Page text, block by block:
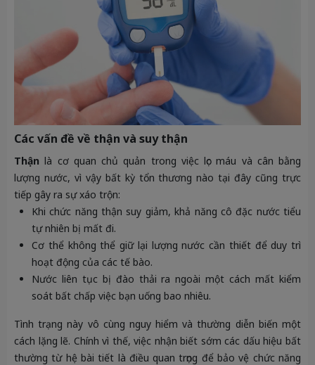
Các vấn đề về thận và suy thận
Thận là cơ quan chủ quản trong việc lọc máu và cân bằng
lượng nước, vì vậy bất kỳ tổn thương nào tại đây cũng trực
tiếp gây ra sự xáo trộn:
Khi chức năng thận suy giảm, khả năng cô đặc nước tiểu
tự nhiên bị mất đi.
Cơ thể không thể giữ lại lượng nước cần thiết để duy trì
hoạt động của các tế bào.
Nước liên tục bị đào thải ra ngoài một cách mất kiểm
soát bất chấp việc bạn uống bao nhiêu.
Tình trạng này vô cùng nguy hiểm và thường diễn biến một
cách lặng lẽ. Chính vì thế, việc nhận biết sớm các dấu hiệu bất
thường từ hệ bài tiết là điều quan trọng để bảo vệ chức năng